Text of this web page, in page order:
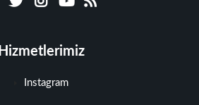
Hizmetlerimiz
Instagram